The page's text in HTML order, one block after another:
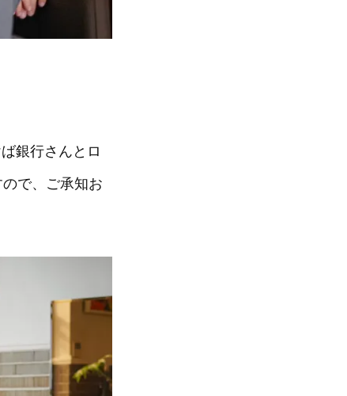
銀行さんとロ
で、ご承知お